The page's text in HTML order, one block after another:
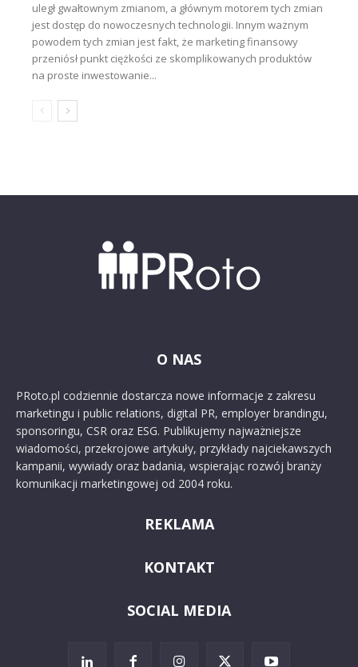
uległ gwałtownym zmianom, a głównym motorem tych zmian
jest dostęp do nowoczesnych technologii. Innym ważnym
powodem tych zmian jest fakt, że marketing finansowy
przeniósł punkt ciężkości ze skomplikowanych produktów
na proste inwestowanie...
O NAS
PRoto.pl codziennie dostarcza nowe informacje z zakresu
marketingu i public relations, digital PR, employer brandingu,
sponsoringu, CSR oraz ESG. Publikujemy najważniejsze
wiadomości, przekrojowe artykuły, przykłady najciekawszych
kampanii, wywiady oraz badania, wspierając rozwój branży
komunikacji marketingowej od 2004 roku.
REKLAMA
KONTAKT
SOCIAL MEDIA